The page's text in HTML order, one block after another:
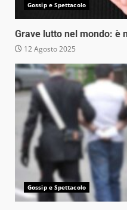
Gossip e Spettacolo
Grave lutto nel mondo: è
12 Agosto 2025
Gossip e Spettacolo